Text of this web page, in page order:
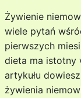
Żywienie
wiele pytań
pierwszych
dieta ma istotny
artykułu
żywienia